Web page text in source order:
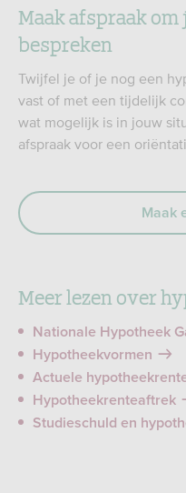
Maak afspraak
bespreken
Twijfel je of je nog een
vast of met een tijdelijk
wat mogelijk is in jouw
afspraak voor een
Maak
Meer lezen over
Nationale Hypotheek
Hypotheekvormen
Actuele
Hypotheekrenteaftrek
Studieschuld en